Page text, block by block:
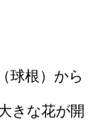
球根）から
きな花が開